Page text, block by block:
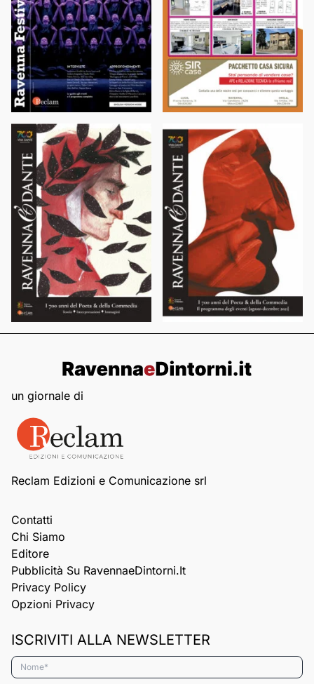
un giornale di
Reclam Edizioni e Comunicazione srl
Contatti
Chi Siamo
Editore
Pubblicità Su RavennaeDintorni.it
Privacy Policy
Opzioni Privacy
ISCRIVITI ALLA NEWSLETTER
Nome*